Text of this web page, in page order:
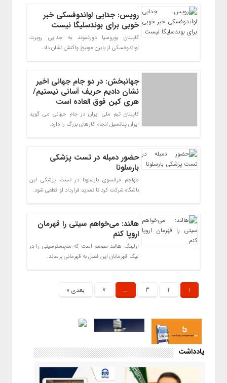
رویس: جدایی لواندوفسکی خبر
خوبی برای بوندسلیگا نیست
کاپیتان بوروسیا دورتموند به جدایی‌ روبرت
لواندوفسکی از بایرن مونیخ واکنش نشان داد.
جهانبخش: در دو جام جهانی اخیر
نشان دادیم حریف آسانی نیستیم/
هری کین فوق العاده است
کاپیتان تیم ملی ایران در جام جهانی می گوید
ایران پتانسیل انجام کارهای بزرگ را دارد.
حضور دمبله در تست پزشکی
بارسلونا
مهاجم فرانسوی بارسلونا در تست پزشکی این
باشگاه شرکت کرد تا تمدید قرارداد او قطعی شود.
هالند: می‌خواهم سیتی را قهرمان
اروپا کنم
ارلینگ هالند مصمم است که منچسترسیتی را در
لیگ قهرمانان این فصل به قهرمانی برساند.
1
2
3
…
7 بعدی »
یادداشت